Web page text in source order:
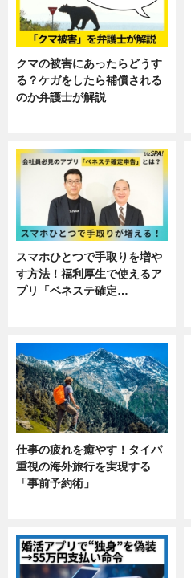
クマの被害にあったらどうす
る？ケガをしたら補償される
のか弁護士が解説
スマホひとつで手取りを増や
す方法！福利厚生で使えるア
プリ「ベネステ確定…
仕事の疲れを癒やす！タイパ
重視の海外旅行を実現する
「事前予約術」